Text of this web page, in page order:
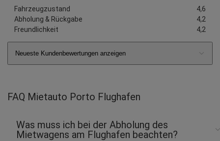
Fahrzeugzustand
4,6
Abholung & Rückgabe
4,2
Freundlichkeit
4,2
Neueste Kundenbewertungen anzeigen
FAQ Mietauto Porto Flughafen
Was muss ich bei der Abholung des
Mietwagens am Flughafen beachten?